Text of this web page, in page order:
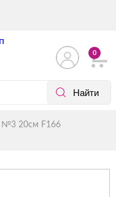
0
№3 20см F166